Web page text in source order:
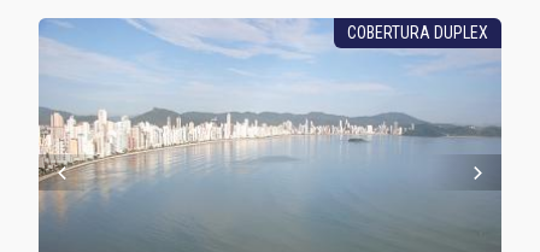
COBERTURA DUPLEX